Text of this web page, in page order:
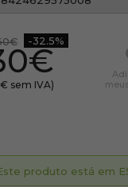
-32.5%
sem IVA)
produto está em